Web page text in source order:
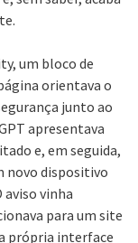
um bloco de
orientava o
junto ao
apresentava
e, em seguida,
novo dispositivo
aviso vinha
para um site
própria interface